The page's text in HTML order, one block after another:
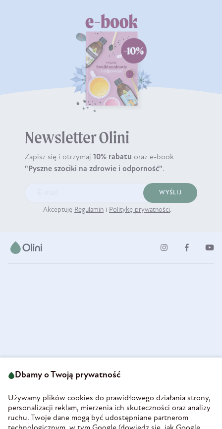
Newsletter Olini
Zapisz się i otrzymaj 10% rabatu oraz e-book
"Pyszne szociki na zdrowie i odporność".
WYŚLIJ
Akceptuję Regulamin i Politykę prywatności.
58-160 Świebodzice
REGON 890213034
INFORMACJE
Dbamy o Twoją prywatność
Używamy plików cookies do prawidłowego działania strony,
personalizacji reklam, mierzenia ich skuteczności oraz analizy
ruchu. Twoje dane mogą być udostępniane partnerom